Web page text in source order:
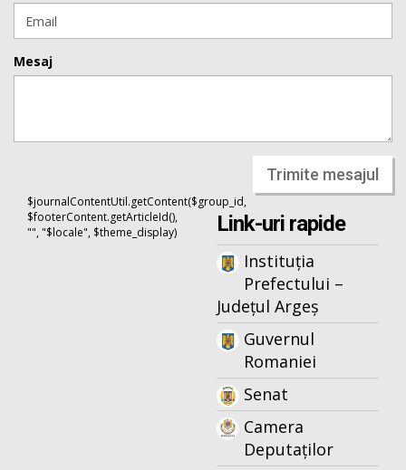
Mesaj
Trimite mesajul
$journalContentUtil.getContent($group_id,
$footerContent.getArticleId(),
"", "$locale", $theme_display)
Link-uri rapide
Instituția
Prefectului –
Județul Argeș
Guvernul
Romaniei
Senat
Camera
Deputaților